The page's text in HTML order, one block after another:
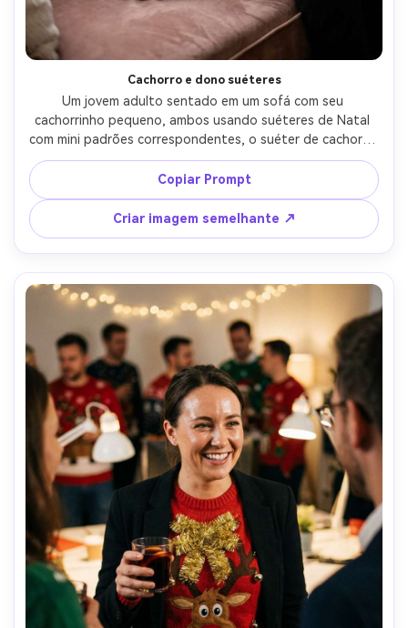
Cachorro e dono suéteres
Um jovem adulto sentado em um sofá com seu
cachorrinho pequeno, ambos usando suéteres de Natal
com mini padrões correspondentes, o suéter de cachorro
perfeitamente ajustado e realista, luz de janela macia,
sala de estar aconchegante com luzes de árvore
borradas, disparado em Fujifilm GFX 100S 80mm, meio
corpo enquadramento, humor brincalhão terno, pele
ultra-realista e fibras de tecido de malha-AR 4:5
Copiar Prompt
Criar imagem semelhante ↗